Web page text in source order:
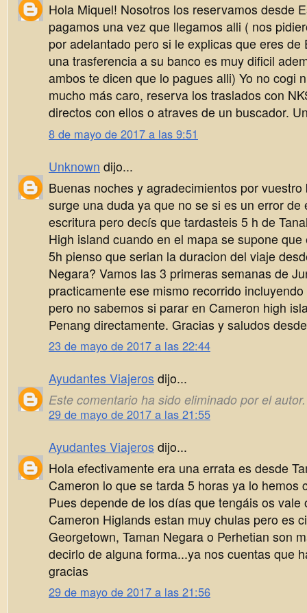
Hola Miquel! Nosotros los reservamos desde
pagamos una vez que llegamos alli ( nos
por adelantado pero si le explicas que eres de
una trasferencia a su banco es muy dificil
ambos te dicen que lo pagues alli) Yo no cogi
mucho más caro, reserva los traslados con
directos con ellos o atraves de un buscador.
8 de mayo de 2017 a las 9:51
Unknown dijo...
Buenas noches y agradecimientos por
surge una duda ya que no se si es un error de
escritura pero decís que tardasteis 5 h de
High island cuando en el mapa se supone
5h pienso que serian la duracion del viaje
Negara? Vamos las 3 primeras semanas de
practicamente ese mismo recorrido
pero no sabemos si parar en Cameron high
Penang directamente. Gracias y saludos
23 de mayo de 2017 a las 22:44
Ayudantes Viajeros dijo...
Este comentario ha sido eliminado por el autor.
29 de mayo de 2017 a las 21:55
Ayudantes Viajeros dijo...
Hola efectivamente era una errata es desde
Cameron lo que se tarda 5 horas ya lo hemos
Pues depende de los días que tengáis os vale
Cameron Higlands estan muy chulas pero es
Georgetown, Taman Negara o Perhetian son
decirlo de alguna forma...ya nos cuentas que
gracias
29 de mayo de 2017 a las 21:56